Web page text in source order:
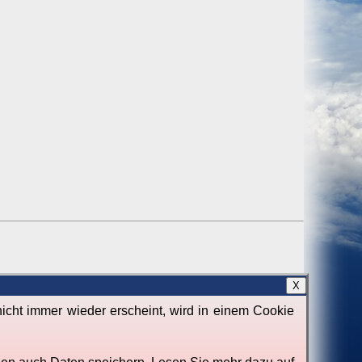
Jörg Lorenz
X
immer wieder erscheint, wird in einem Cookie